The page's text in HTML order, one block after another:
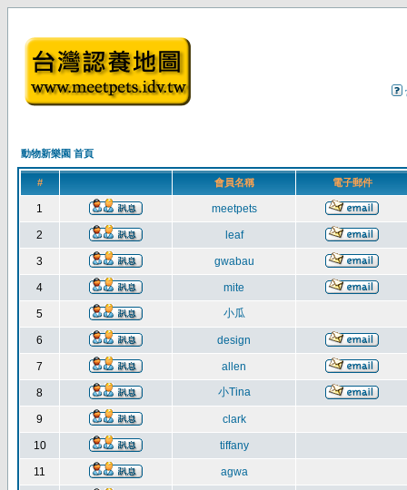
動物新樂園 首頁
# 會員名稱 電子郵件
1 meetpets
2 leaf
3 gwabau
4 mite
5 小瓜
6 design
7 allen
8 小Tina
9 clark
10 tiffany
11 agwa